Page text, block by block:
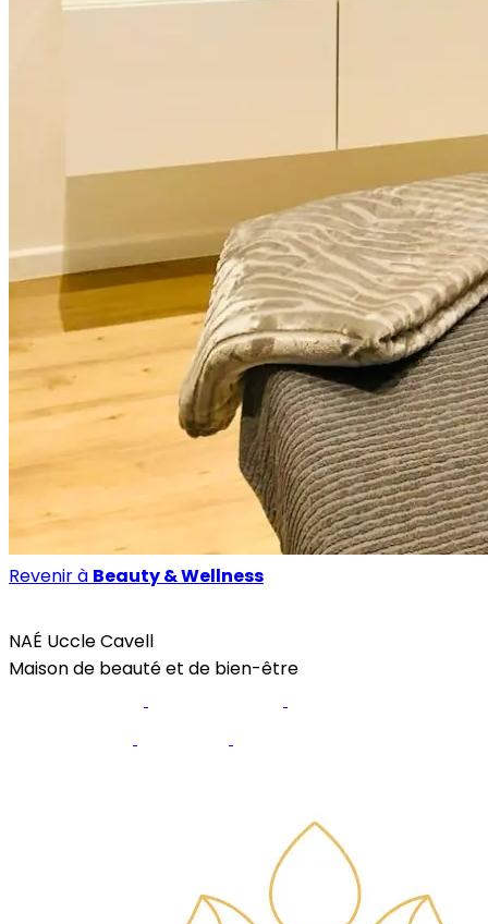
Revenir à Beauty & Wellness
NAÉ Uccle Cavell
Maison de beauté et de bien-être